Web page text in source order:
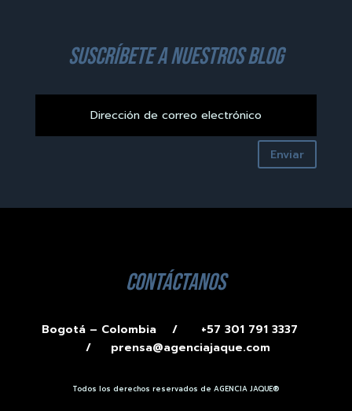
suscríbete a nuestros blog
Enviar
contáctanos
Bogotá – Colombia /
+57 301 791 3337
/ prensa@agenciajaque.com
Todos los derechos reservados de AGENCIA JAQUE®